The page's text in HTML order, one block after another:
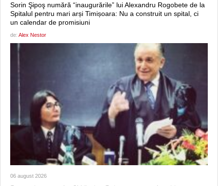
Sorin Şipoş numără “inaugurările” lui Alexandru Rogobete de la
Spitalul pentru mari arși Timișoara: Nu a construit un spital, ci
un calendar de promisiuni
de: Alex Nestor
06 august 2026